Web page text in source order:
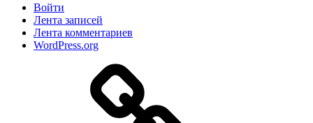
Войти
Лента записей
Лента комментариев
WordPress.org